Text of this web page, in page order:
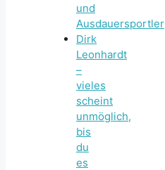
und
Ausdauersportler
Dirk
Leonhardt
–
vieles
scheint
unmöglich,
bis
du
es